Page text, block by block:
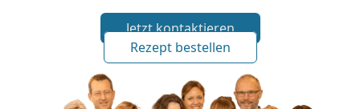
Jetzt kontaktieren
Rezept bestellen